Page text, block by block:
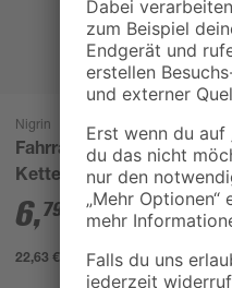
Nigrin
Fahrrad-
Kettenreiniger 'Bike
Line' 300 ml
6,79
22,63 € / Liter